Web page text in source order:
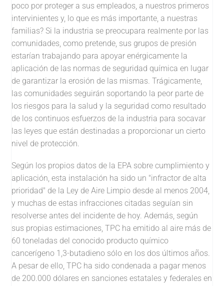
poco por proteger a sus empleados, a nuestros primeros
intervinientes y, lo que es más importante, a nuestras
familias? Si la industria se preocupara realmente por las
comunidades, como pretende, sus grupos de presión
estarían trabajando para apoyar enérgicamente la
aplicación de las normas de seguridad química en lugar
de garantizar la erosión de las mismas. Trágicamente,
las comunidades seguirán soportando la peor parte de
los riesgos para la salud y la seguridad como resultado
de los continuos esfuerzos de la industria para socavar
las leyes que están destinadas a proporcionar un cierto
nivel de protección.
Según los propios datos de la EPA sobre cumplimiento y
aplicación, esta instalación ha sido un "infractor de alta
prioridad" de la Ley de Aire Limpio desde al menos 2004,
y muchas de estas infracciones citadas seguían sin
resolverse antes del incidente de hoy. Además, según
sus propias estimaciones, TPC ha emitido al aire más de
60 toneladas del conocido producto químico
cancerígeno 1,3-butadieno sólo en los dos últimos años.
A pesar de ello, TPC ha sido condenada a pagar menos
de 200.000 dólares en sanciones estatales y federales en